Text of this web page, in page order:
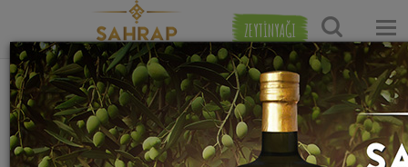
ZEYTİNYAĞI
Ana Sayfa Et Yemekleri Tarifleri Etli Sebze Yemeği